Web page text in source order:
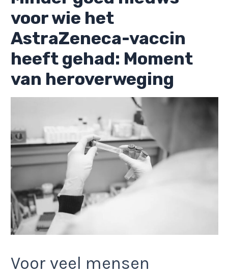
voor wie het
AstraZeneca-vaccin
heeft gehad: Moment
van heroverweging
Voor veel mensen